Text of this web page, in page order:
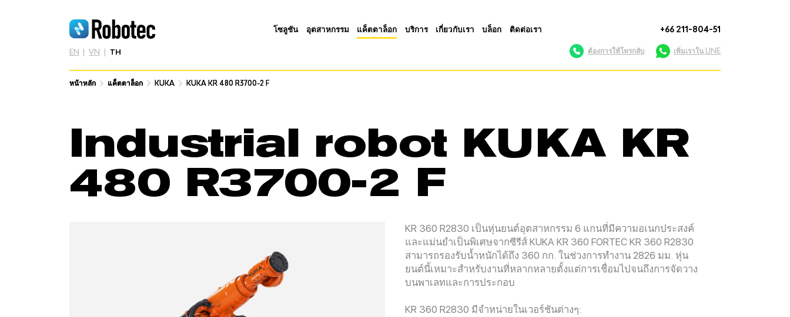
EN VN TH
โซลูชัน อุตสาหกรรม แค็ตตาล็อก บริการ เกี่ยวกับเรา บล็อก ติดต่อเรา +66 211-804-51
ต้องการให้โทรกลับ เพิ่มเราใน LINE
หน้าหลัก แค็ตตาล็อก KUKA KUKA KR 480 R3700-2 F
หน้าหลัก แค็ตตาล็อก KUKA KUKA KR 480 R3700-2 F
Industrial robot KUKA KR
480 R3700-2 F
KR 360 R2830 เป็นหุ่นยนต์อุตสาหกรรม 6 แกนที่มีความอเนกประสงค์
และแม่นยำเป็นพิเศษจากซีรีส์ KUKA KR 360 FORTEC KR 360 R2830
สามารถรองรับน้ำหนักได้ถึง 360 กก. ในช่วงการทำงาน 2826 มม. หุ่น
ยนต์นี้เหมาะสำหรับงานที่หลากหลายตั้งแต่การเชื่อมไปจนถึงการจัดวาง
บนพาเลทและการประกอบ
KR 360 R2830 มีจำหน่ายในเวอร์ชันต่างๆ: